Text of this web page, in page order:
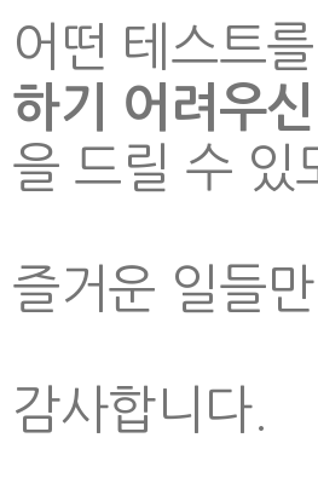
어떤 테스트
하기 어려우
을 드릴 수 있
즐거운 일들
감사합니다.